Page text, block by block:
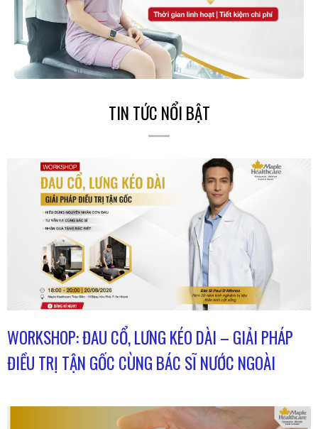
TIN TỨC NỔI BẬT
WORKSHOP: ĐAU CỔ, LƯNG KÉO DÀI – GIẢI PHÁP
ĐIỀU TRỊ TẬN GỐC CÙNG BÁC SĨ NƯỚC NGOÀI